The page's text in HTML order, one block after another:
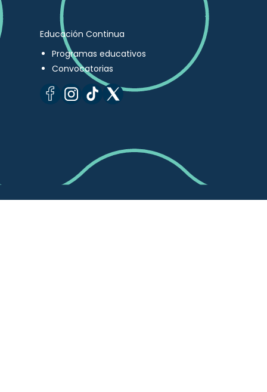
Educación Continua
Programas educativos
Convocatorias